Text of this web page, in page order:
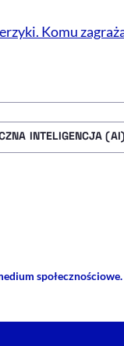
Komu
INTELIGENCJA (AI)